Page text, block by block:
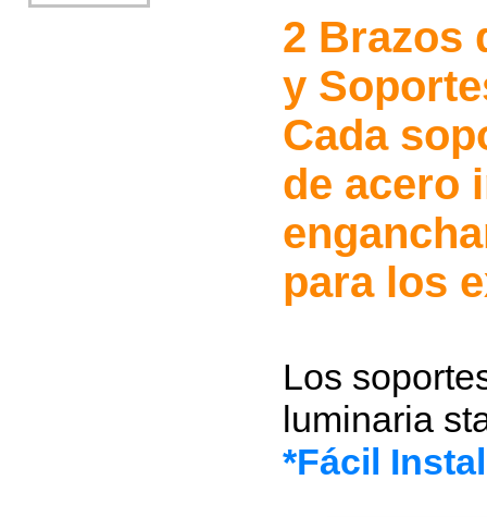
2 Brazos
y
Cada
de acero
para los
Los
luminaria
*Fácil